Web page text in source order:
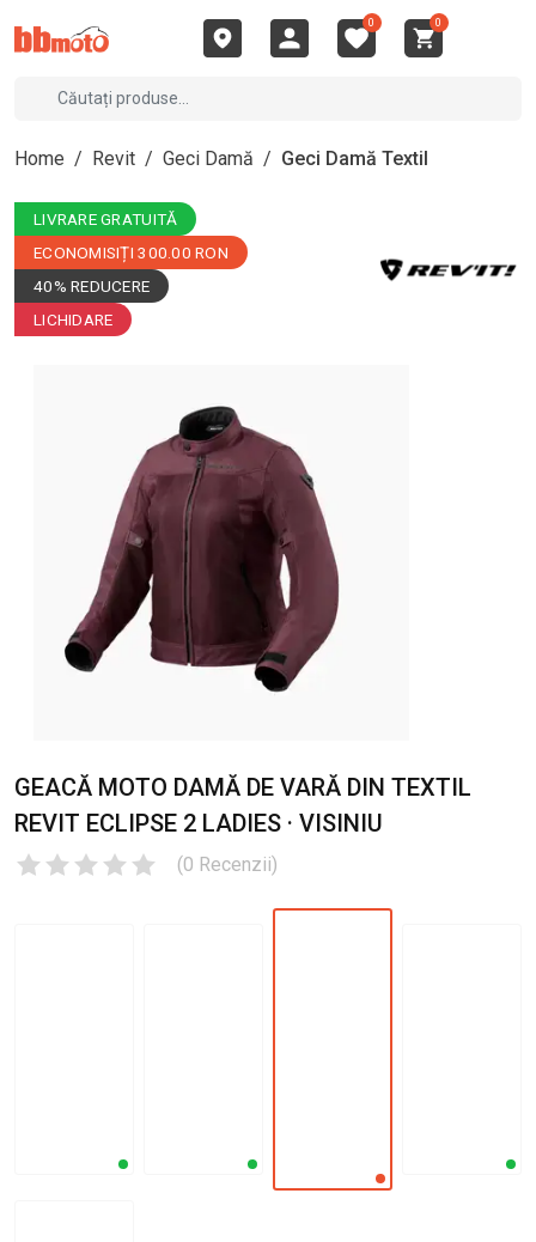
0 0
Home / Revit / Geci Damă / Geci Damă Textil
LIVRARE GRATUITĂ
ECONOMISIȚI 300.00 RON
40% REDUCERE
LICHIDARE
GEACĂ MOTO DAMĂ DE VARĂ DIN TEXTIL
REVIT ECLIPSE 2 LADIES · VISINIU
(0 Recenzii)